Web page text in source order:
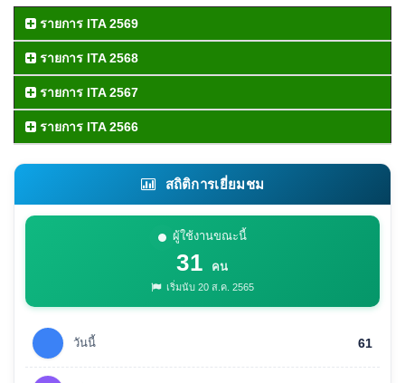
รายการ ITA 2569
รายการ ITA 2568
รายการ ITA 2567
รายการ ITA 2566
สถิติการเยี่ยมชม
ผู้ใช้งานขณะนี้
31 คน
เริ่มนับ 20 ส.ค. 2565
วันนี้ 61